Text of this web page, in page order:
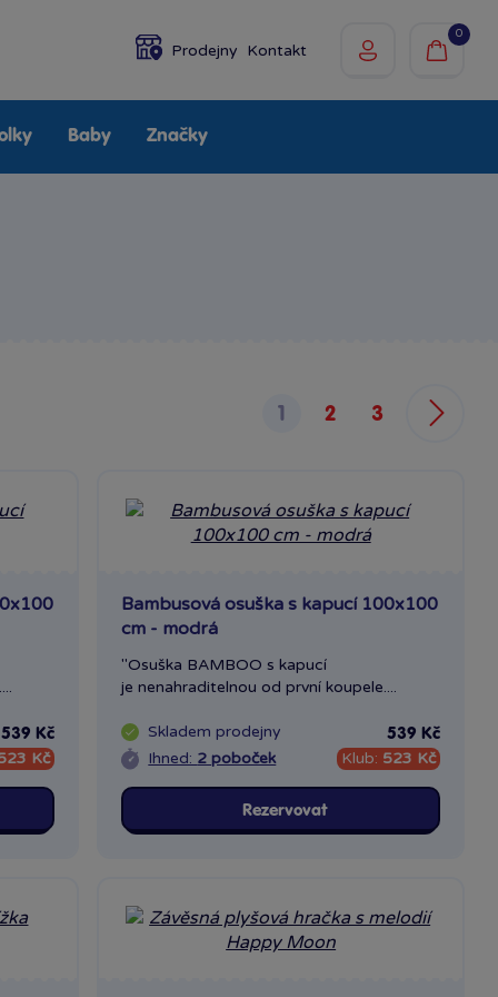
Prodejny Kontakt
0
Baby Značky
1 2 3
539 Kč
Kč
Bambusová osuška s kapucí 100x100
cm - modrá
"Osuška BAMBOO s kapucí
je nenahraditelnou od první koupele....
Skladem prodejny
Ihned: 2 poboček
539 Kč
Klub: 523 Kč
Rezervovat